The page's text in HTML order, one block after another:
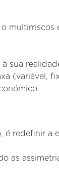
multirriscos
sua
(variável,
é redefinir a
as